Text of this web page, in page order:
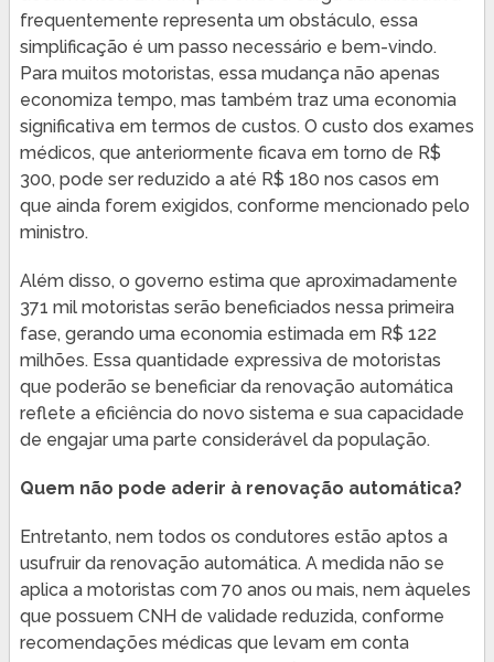
frequentemente representa um obstáculo, essa
simplificação é um passo necessário e bem-vindo.
Para muitos motoristas, essa mudança não apenas
economiza tempo, mas também traz uma economia
significativa em termos de custos. O custo dos exames
médicos, que anteriormente ficava em torno de R$
300, pode ser reduzido a até R$ 180 nos casos em
que ainda forem exigidos, conforme mencionado pelo
ministro.
Além disso, o governo estima que aproximadamente
371 mil motoristas serão beneficiados nessa primeira
fase, gerando uma economia estimada em R$ 122
milhões. Essa quantidade expressiva de motoristas
que poderão se beneficiar da renovação automática
reflete a eficiência do novo sistema e sua capacidade
de engajar uma parte considerável da população.
Quem não pode aderir à renovação automática?
Entretanto, nem todos os condutores estão aptos a
usufruir da renovação automática. A medida não se
aplica a motoristas com 70 anos ou mais, nem àqueles
que possuem CNH de validade reduzida, conforme
recomendações médicas que levam em conta